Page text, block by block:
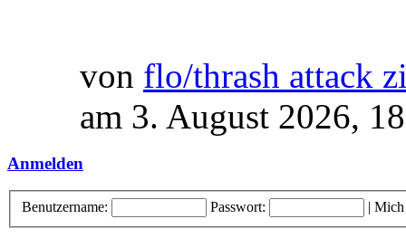
von flo/thrash attack
am 3. August 2026,
Anmelden
Benutzername: Passwort: | Mich